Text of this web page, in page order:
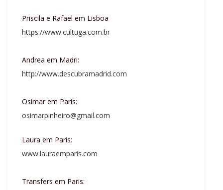
Priscila e Rafael em Lisboa
https://www.cultuga.com.br
Andrea em Madri:
http://www.descubramadrid.com
Osimar em Paris:
osimarpinheiro@gmail.com
Laura em Paris:
www.lauraemparis.com
Transfers em Paris: